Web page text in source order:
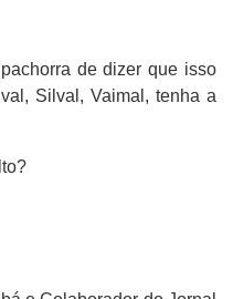
de dizer que isso
Silval, Vaimal, tenha a